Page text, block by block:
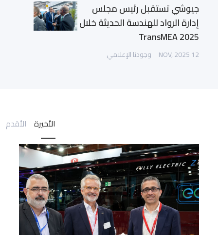
جيوشي تستقبل رئيس مجلس
إدارة الرواد للهندسة الحديثة خلال
TransMEA 2025
12 NOV, 2025 وجودنا الإعلامي
الأخيرة الأقدم